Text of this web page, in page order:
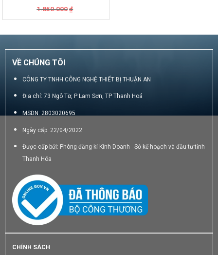
1.850.000 ₫
là:
tại
1.500.000₫.
VỀ CHÚNG TÔI
CÔNG TY TNHH CÔNG NGHỆ THIẾT BỊ THUẬN AN
Địa chỉ: 73 Ngô Từ, P Lam Sơn, TP Thanh Hoá
MSDN: 2803020695
Ngày cấp: 22/04/2022
Được cấp bởi: Phòng đăng kí Kinh Doanh - Sở kế hoạch và đầu tư tỉnh
Thanh Hóa
CHÍNH SÁCH